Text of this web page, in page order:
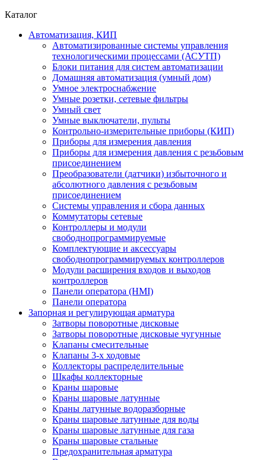
Каталог
Автоматизация, КИП
Автоматизированные системы управления
технологическими процессами (АСУТП)
Блоки питания для систем автоматизации
Домашняя автоматизация (умный дом)
Умное электроснабжение
Умные розетки, сетевые фильтры
Умный свет
Умные выключатели, пульты
Контрольно-измерительные приборы (КИП)
Приборы для измерения давления
Приборы для измерения давления с резьбовым
присоединением
Преобразователи (датчики) избыточного и
абсолютного давления с резьбовым
присоединением
Системы управления и сбора данных
Коммутаторы сетевые
Контроллеры и модули
свободнопрограммируемые
Комплектующие и аксессуары
свободнопрограммируемых контроллеров
Модули расширения входов и выходов
контроллеров
Панели оператора (HMI)
Панели оператора
Запорная и регулирующая арматура
Затворы поворотные дисковые
Затворы поворотные дисковые чугунные
Клапаны смесительные
Клапаны 3-х ходовые
Коллекторы распределительные
Шкафы коллекторные
Краны шаровые
Краны шаровые латунные
Краны латунные водоразборные
Краны шаровые латунные для воды
Краны шаровые латунные для газа
Краны шаровые стальные
Предохранительная арматура